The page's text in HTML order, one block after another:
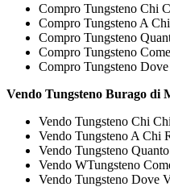
Compro Tungsteno Chi
Compro Tungsteno A
Compro Tungsteno
Compro Tungsteno
Compro Tungsteno
Vendo Tungsteno Burago di
Vendo Tungsteno Chi
Vendo Tungsteno A Chi
Vendo Tungsteno
Vendo WTungsteno
Vendo Tungsteno Dove